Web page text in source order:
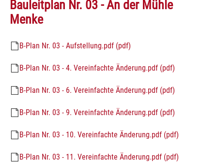
Bauleitplan Nr. 03 - An der Mühle
Menke
B-Plan Nr. 03 - Aufstellung.pdf (pdf)
B-Plan Nr. 03 - 4. Vereinfachte Änderung.pdf (pdf)
B-Plan Nr. 03 - 6. Vereinfachte Änderung.pdf (pdf)
B-Plan Nr. 03 - 9. Vereinfachte Änderung.pdf (pdf)
B-Plan Nr. 03 - 10. Vereinfachte Änderung.pdf (pdf)
B-Plan Nr. 03 - 11. Vereinfachte Änderung.pdf (pdf)